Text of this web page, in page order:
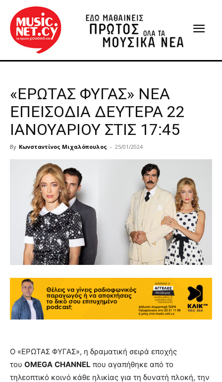
«ΕΡΩΤΑΣ ΦΥΓΑΣ» ΝΕΑ
ΕΠΕΙΣΟΔΙΑ ΔΕΥΤΕΡΑ 22
ΙΑΝΟΥΑΡΙΟΥ ΣΤΙΣ 17:45
By Κωνσταντίνος Μιχαλόπουλος - 25/01/2024
Ο «ΕΡΩΤΑΣ ΦΥΓΑΣ», η δραματική σειρά εποχής
του OMEGA CHANNEL που αγαπήθηκε από το
τηλεοπτικό κοινό κάθε ηλικίας για τη δυνατή πλοκή, την